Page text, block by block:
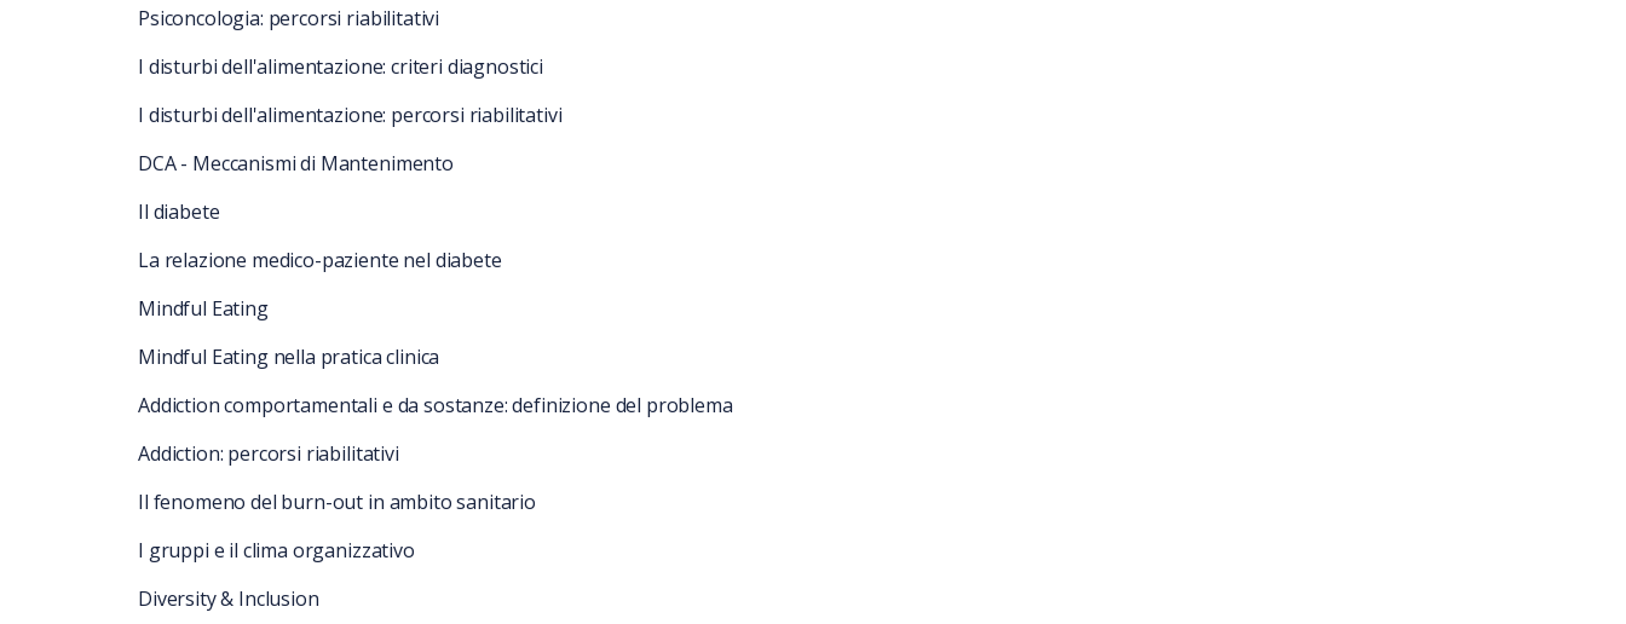
Psiconcologia: percorsi riabilitativi
I disturbi dell'alimentazione: criteri diagnostici
I disturbi dell'alimentazione: percorsi riabilitativi
DCA - Meccanismi di Mantenimento
Il diabete
La relazione medico-paziente nel diabete
Mindful Eating
Mindful Eating nella pratica clinica
Addiction comportamentali e da sostanze: definizione del problema
Addiction: percorsi riabilitativi
Il fenomeno del burn-out in ambito sanitario
I gruppi e il clima organizzativo
Diversity & Inclusion